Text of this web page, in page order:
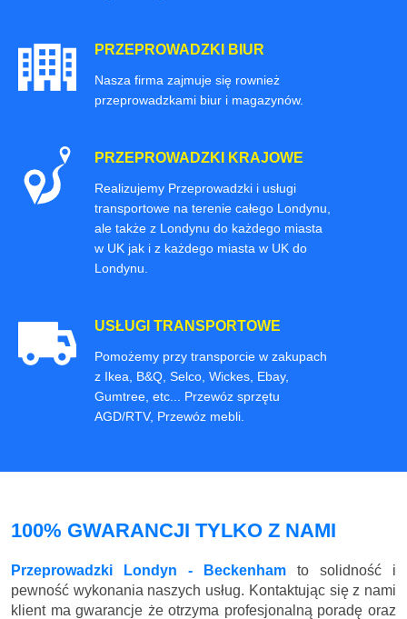
PRZEPROWADZKI BIUR
Nasza firma zajmuje się rownież
przeprowadzkami biur i magazynów.
PRZEPROWADZKI KRAJOWE
Realizujemy Przeprowadzki i usługi
transportowe na terenie całego Londynu,
ale także z Londynu do każdego miasta
w UK jak i z każdego miasta w UK do
Londynu.
USŁUGI TRANSPORTOWE
Pomożemy przy transporcie w zakupach
z Ikea, B&Q, Selco, Wickes, Ebay,
Gumtree, etc... Przewóz sprzętu
AGD/RTV, Przewóz mebli.
100% GWARANCJI TYLKO Z NAMI
Przeprowadzki Londyn - Beckenham to solidność i
pewność wykonania naszych usług. Kontaktując się z nami
klient ma gwarancje że otrzyma profesjonalną poradę oraz